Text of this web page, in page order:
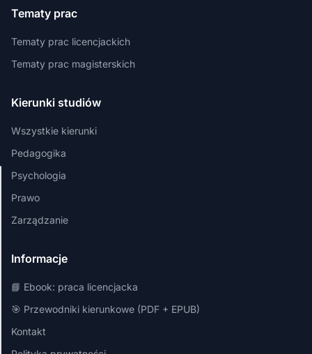
Tematy prac
Tematy prac licencjackich
Tematy prac magisterskich
Kierunki studiów
Wszystkie kierunki
Pedagogika
Psychologia
Prawo
Zarządzanie
Informacje
📘 Ebook: praca licencjacka
🎯 Przewodniki kierunkowe (PDF + EPUB)
Kontakt
plików cookies,
najlepsze
doświadczenia